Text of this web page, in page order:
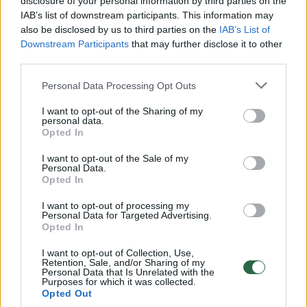
IAB’s list of downstream participants. This information may
also be disclosed by us to third parties on the IAB’s List of
Downstream Participants that may further disclose it to other
Personal Data Processing Opt Outs
I want to opt-out of the Sharing of my
personal data.
Opted In
I want to opt-out of the Sale of my
Personal Data.
Opted In
I want to opt-out of processing my
Personal Data for Targeted Advertising.
Opted In
I want to opt-out of Collection, Use,
Retention, Sale, and/or Sharing of my
Personal Data that Is Unrelated with the
Purposes for which it was collected.
Opted Out
00:00:30
Vaizdai iš tragiškos avarijos Vilniaus r.: dviejų moterų ir
vaiko gyvybių išgelbėti nepavyko
Savaitės vidurys nusimato karštas: temperatūra kils iki
32 laipsnių šilumos
vaizdas pribloškia
Žinios | Lietuvos diena
00:00:55
Avarija Vilniuje: į stotelę įsirėžęs automobilis sužalojo
dvi moteris